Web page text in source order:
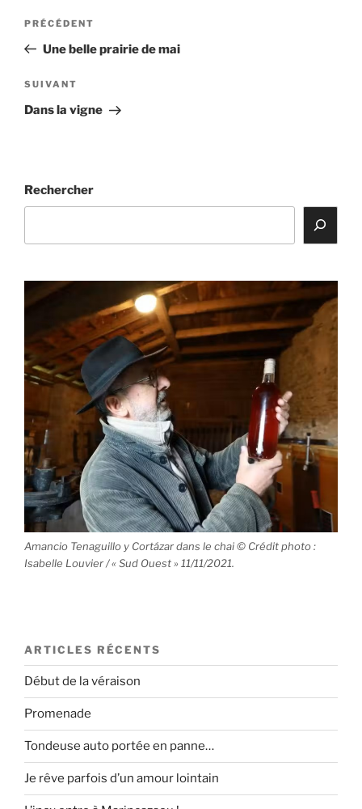
Navigation
l’article
Article
précédent
PRÉCÉDENT
Une belle prairie de mai
Article
suivant
SUIVANT
Dans la vigne
Rechercher
Amancio Tenaguillo y Cortázar dans le chai © Crédit photo :
Isabelle Louvier / « Sud Ouest » 11/11/2021.
ARTICLES RÉCENTS
Début de la véraison
Promenade
Tondeuse auto portée en panne…
Je rêve parfois d’un amour lointain